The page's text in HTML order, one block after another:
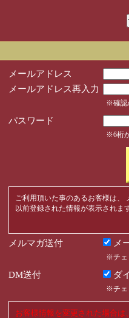
メールアドレス
メールアドレス再入力
※確認
パスワード
※6桁
ご利用頂いた事のあるお客様は、
以前登録された情報が表示されます
メルマガ送付 メ
※チェ
DM送付 ダ
※チェ
お客様情報を変更された場合は